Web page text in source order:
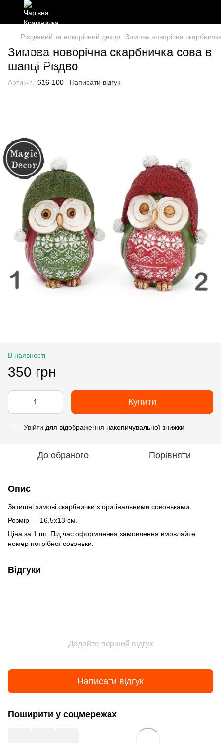
Різдвяний та новорічний декор Зимова новорічна
Зимова новорічна скарбничка сова в
шапці Різдво
Артикул: 016-100 Написати відгук
В наявності
350 грн
Купити
Увійти для відображення накопичувальної знижки
До обраного Порівняти
Опис
Затишні зимові скарбнички з оригінальними совоньками.
Розмір — 16.5х13 см.
Ціна за 1 шт. Під час оформлення замовлення вмовляйте
номер потрібної совоньки.
Відгуки
Додайте перший відгук
Написати відгук
Поширити у соцмережах